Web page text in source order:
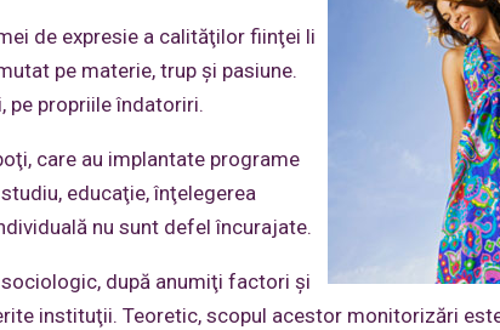
de expresie a calităţilor fiinţei li
pe materie, trup şi pasiune.
pe propriile îndatoriri.
care au implantate programe
educaţie, înţelegerea
nu sunt defel încurajate.
după anumiţi factori şi
instituţii. Teoretic, scopul acestor monitorizări